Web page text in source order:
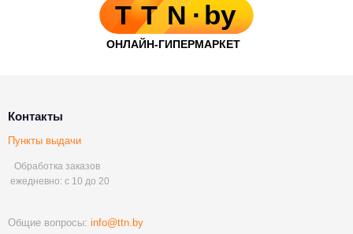
Контакты
Пункты выдачи
Обработка заказов
ежедневно: с 10 до 20
Общие вопросы: info@ttn.by